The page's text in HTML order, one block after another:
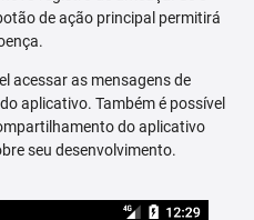
de ação principal permitirá
acessar as mensagens de
aplicativo. Também é possível
do aplicativo
seu desenvolvimento.